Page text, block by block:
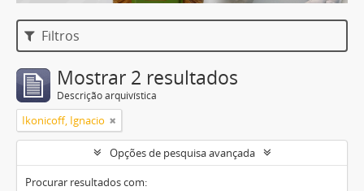
Filtros
Mostrar 2 resultados
Descrição arquivística
Ikonicoff, Ignacio
Opções de pesquisa avançada
Procurar resultados com: